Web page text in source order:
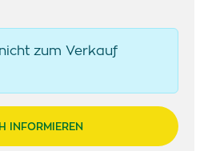
zum Verkauf
INFORMIEREN